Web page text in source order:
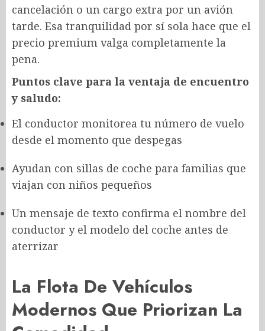
cancelación o un cargo extra por un avión
tarde. Esa tranquilidad por sí sola hace que el
precio premium valga completamente la
pena.
Puntos clave para la ventaja de encuentro
y saludo:
El conductor monitorea tu número de vuelo
desde el momento que despegas
Ayudan con sillas de coche para familias que
viajan con niños pequeños
Un mensaje de texto confirma el nombre del
conductor y el modelo del coche antes de
aterrizar
La Flota De Vehículos
Modernos Que Priorizan La